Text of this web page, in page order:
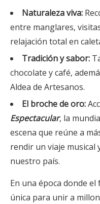
Naturaleza viva:
entre manglares,
relajación total en
Tradición y sabor:
chocolate y café,
Aldea de Artesanos.
El broche de oro:
Espectacular, la
escena que reúne a
rendir un viaje musical
nuestro país.
En una época donde
única para unir a